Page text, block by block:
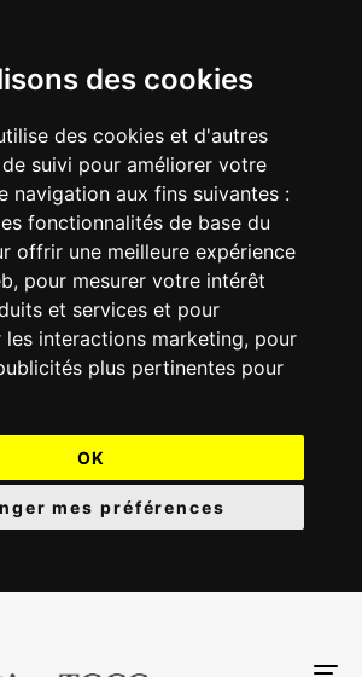
des cookies
des cookies et d'autres
suivi pour améliorer votre
navigation aux fins suivantes :
fonctionnalités de base du
offrir une meilleure expérience
, pour mesurer votre intérêt
et services et pour
les interactions marketing, pour
plus pertinentes pour
OK
mes préférences